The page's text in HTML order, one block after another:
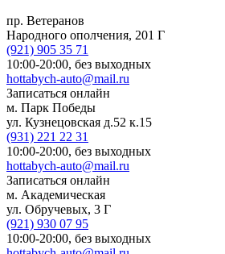
пр. Ветеранов
Народного ополчения, 201 Г
(921) 905 35 71
10:00-20:00, без выходных
hottabych-auto@mail.ru
Записаться онлайн
м. Парк Победы
ул. Кузнецовская д.52 к.15
(931) 221 22 31
10:00-20:00, без выходных
hottabych-auto@mail.ru
Записаться онлайн
м. Академическая
ул. Обручевых, 3 Г
(921) 930 07 95
10:00-20:00, без выходных